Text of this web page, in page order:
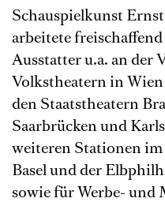
Schauspielkunst
arbeitete
Ausstatter u.a. an der
Volkstheatern in
den Staatstheatern
Saarbrücken und
weiteren Stationen
Basel und der
sowie für Werbe-